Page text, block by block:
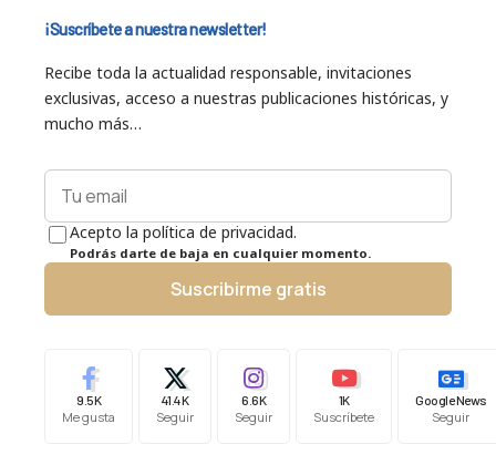
¡Suscríbete a nuestra newsletter!
Recibe toda la actualidad responsable, invitaciones
exclusivas, acceso a nuestras publicaciones históricas, y
mucho más…
Acepto la política de privacidad.
Podrás darte de baja en cualquier momento.
Suscribirme gratis
9.5K
Me gusta
41.4K
Seguir
6.6K
Seguir
1K
Suscríbete
Google News
Seguir